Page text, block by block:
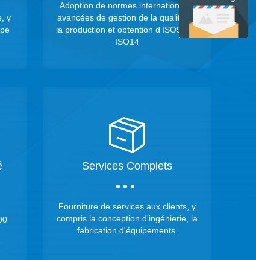
y
Adoption de normes internationales
avancées de gestion de la qualité de
la production et obtention d'ISO9001,
ISO14
Services Complets
Fourniture de services aux clients, y
compris la conception d'ingénierie, la
fabrication d'équipements.